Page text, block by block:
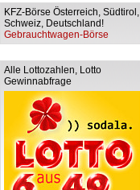
KFZ-Börse Österreich, Südtirol,
Schweiz, Deutschland!
Gebrauchtwagen-Börse
Alle Lottozahlen, Lotto
Gewinnabfrage